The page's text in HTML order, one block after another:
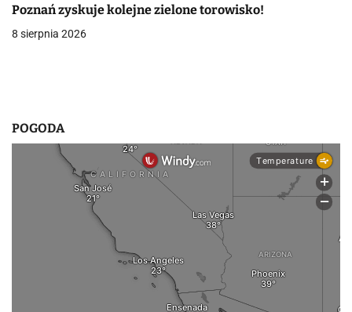
w
p
u
Poznań zyskuje kolejne zielone torowisko!
8 sierpnia 2026
POGODA